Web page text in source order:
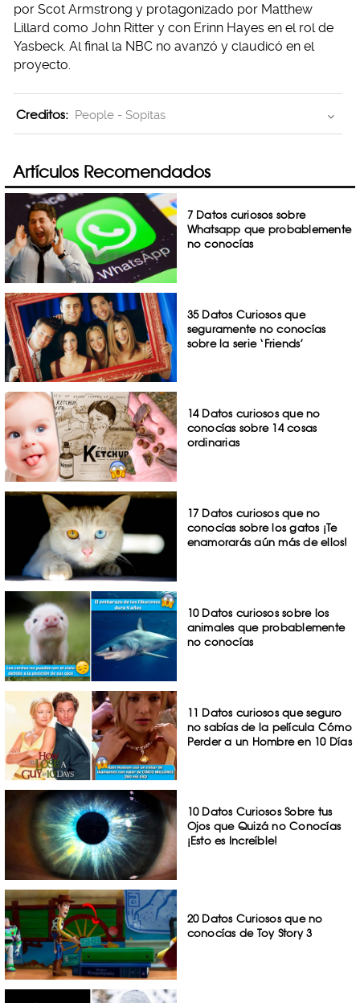
por Scot Armstrong y protagonizado por Matthew
Lillard como John Ritter y con Erinn Hayes en el rol de
Yasbeck. Al final la NBC no avanzó y claudicó en el
proyecto.
Creditos: People - Sopitas
Artículos Recomendados
7 Datos curiosos sobre
Whatsapp que probablemente
no conocías
35 Datos Curiosos que
seguramente no conocías
sobre la serie ‘Friends’
14 Datos curiosos que no
conocías sobre 14 cosas
ordinarias
17 Datos curiosos que no
conocías sobre los gatos ¡Te
enamorarás aún más de ellos!
10 Datos curiosos sobre los
animales que probablemente
no conocías
11 Datos curiosos que seguro
no sabías de la película Cómo
Perder a un Hombre en 10 Días
10 Datos Curiosos Sobre tus
Ojos que Quizá no Conocías
¡Esto es Increíble!
20 Datos Curiosos que no
conocías de Toy Story 3